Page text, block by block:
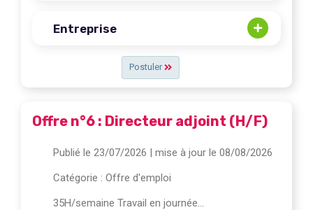
Postuler
Entreprise
Offre n°6 : Directeur adjoint (H/F)
Publié le 23/07/2026 | mise à jour le 08/08/2026
Catégorie : Offre d'emploi
35H/semaine Travail en journée...